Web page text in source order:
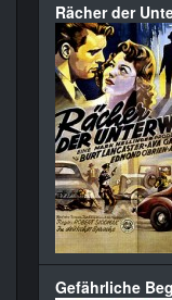
Rächer der
Gefährliche